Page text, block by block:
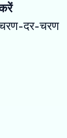
दर-चरण